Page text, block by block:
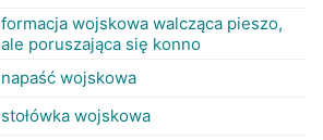
formacja wojskowa walcząca pieszo,
ale poruszająca się konno
napaść wojskowa
stołówka wojskowa